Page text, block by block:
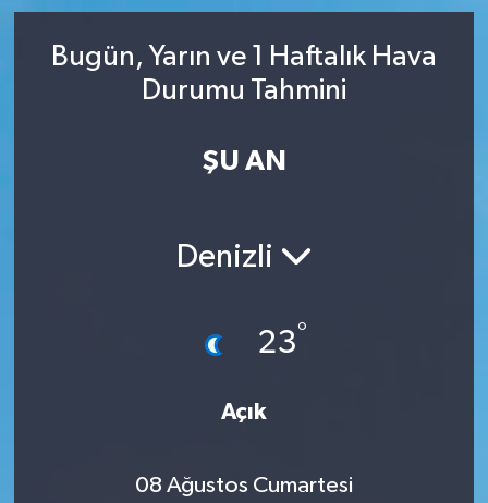
Bugün, Yarın ve 1 Haftalık Hava
Durumu Tahmini
ŞU AN
Denizli
23°
Açık
08 Ağustos Cumartesi
Foto Galeri
Süper Lig Puan Durumu ve Fikstür
Son Dakika Haberleri